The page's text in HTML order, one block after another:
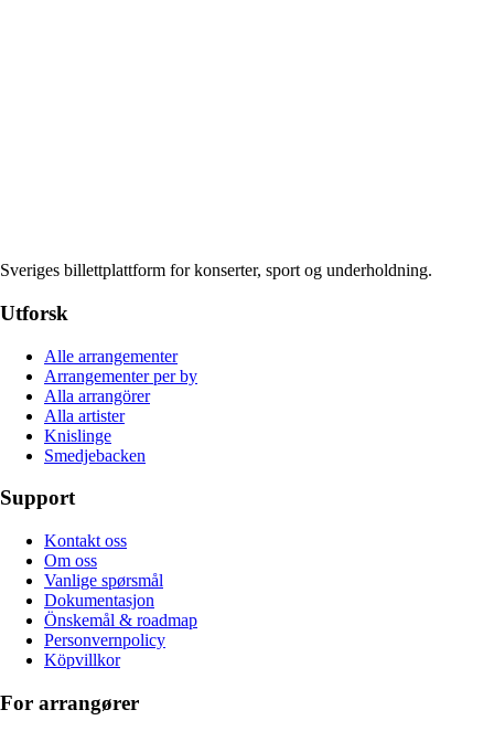
Sveriges billettplattform for konserter, sport og underholdning.
Utforsk
Alle arrangementer
Arrangementer per by
Alla arrangörer
Alla artister
Knislinge
Smedjebacken
Support
Kontakt oss
Om oss
Vanlige spørsmål
Dokumentasjon
Önskemål & roadmap
Personvernpolicy
Köpvillkor
For arrangører